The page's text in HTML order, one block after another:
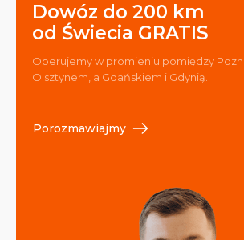
Dowóz do 200 km
od Świecia GRATIS
Operujemy w promieniu pomiędzy
Olsztynem, a Gdańskiem i Gdynią.
Porozmawiajmy